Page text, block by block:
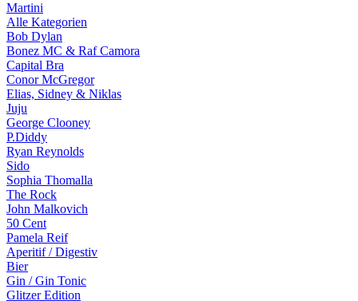
Martini
Alle Kategorien
Bob Dylan
Bonez MC & Raf Camora
Capital Bra
Conor McGregor
Elias, Sidney & Niklas
Juju
George Clooney
P.Diddy
Ryan Reynolds
Sido
Sophia Thomalla
The Rock
John Malkovich
50 Cent
Pamela Reif
Aperitif / Digestiv
Bier
Gin / Gin Tonic
Glitzer Edition